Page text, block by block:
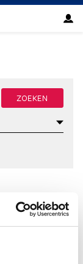
ZOEKEN